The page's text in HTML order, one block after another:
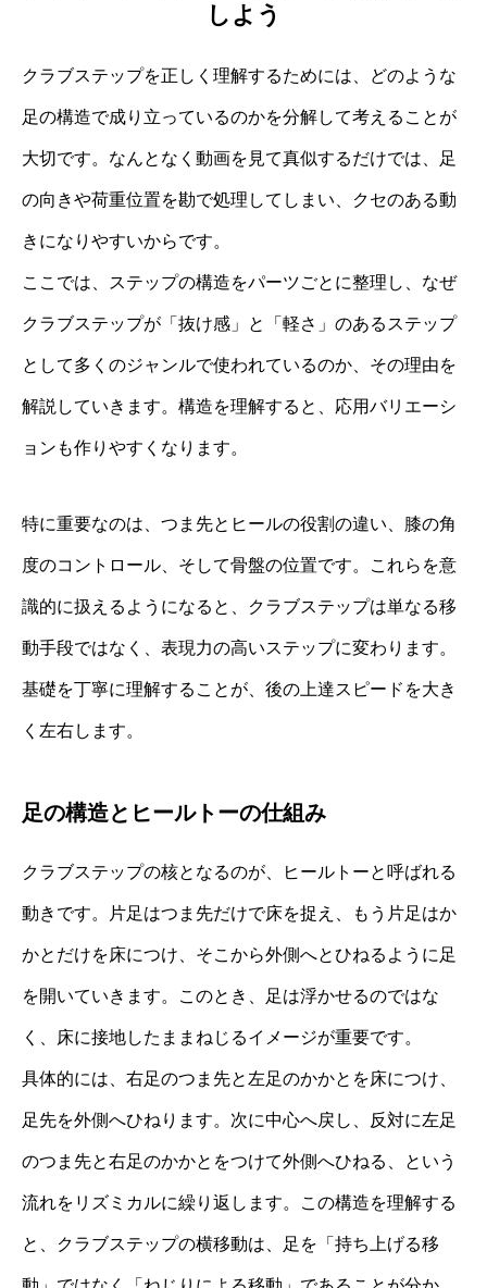
しよう
クラブステップを正しく理解するためには、どのような
足の構造で成り立っているのかを分解して考えることが
大切です。なんとなく動画を見て真似するだけでは、足
の向きや荷重位置を勘で処理してしまい、クセのある動
きになりやすいからです。
ここでは、ステップの構造をパーツごとに整理し、なぜ
クラブステップが「抜け感」と「軽さ」のあるステップ
として多くのジャンルで使われているのか、その理由を
解説していきます。構造を理解すると、応用バリエーシ
ョンも作りやすくなります。
特に重要なのは、つま先とヒールの役割の違い、膝の角
度のコントロール、そして骨盤の位置です。これらを意
識的に扱えるようになると、クラブステップは単なる移
動手段ではなく、表現力の高いステップに変わります。
基礎を丁寧に理解することが、後の上達スピードを大き
く左右します。
足の構造とヒールトーの仕組み
クラブステップの核となるのが、ヒールトーと呼ばれる
動きです。片足はつま先だけで床を捉え、もう片足はか
かとだけを床につけ、そこから外側へとひねるように足
を開いていきます。このとき、足は浮かせるのではな
く、床に接地したままねじるイメージが重要です。
具体的には、右足のつま先と左足のかかとを床につけ、
足先を外側へひねります。次に中心へ戻し、反対に左足
のつま先と右足のかかとをつけて外側へひねる、という
流れをリズミカルに繰り返します。この構造を理解する
と、クラブステップの横移動は、足を「持ち上げる移